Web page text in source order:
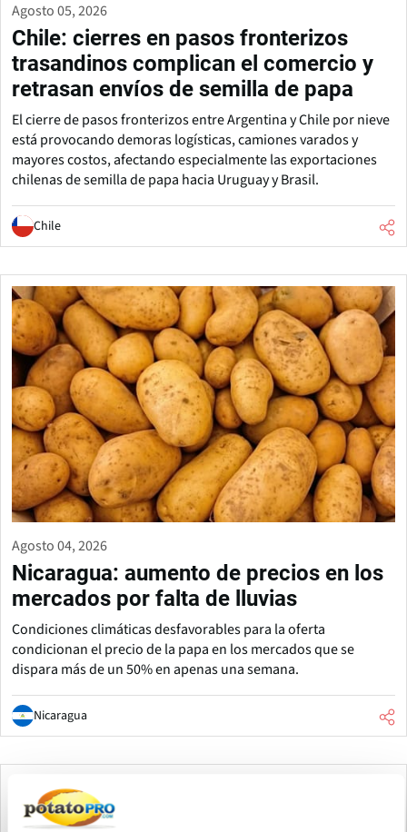
Agosto 05, 2026
Chile: cierres en pasos fronterizos
trasandinos complican el comercio y
retrasan envíos de semilla de papa
El cierre de pasos fronterizos entre Argentina y Chile por nieve
está provocando demoras logísticas, camiones varados y
mayores costos, afectando especialmente las exportaciones
chilenas de semilla de papa hacia Uruguay y Brasil.
Chile
Agosto 04, 2026
Nicaragua: aumento de precios en los
mercados por falta de lluvias
Condiciones climáticas desfavorables para la oferta
condicionan el precio de la papa en los mercados que se
dispara más de un 50% en apenas una semana.
Nicaragua